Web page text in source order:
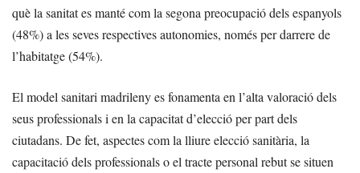
què la sanitat es manté com la segona preocupació dels espanyols
(48%) a les seves respectives autonomies, només per darrere de
l’habitatge (54%).
El model sanitari madrileny es fonamenta en l’alta valoració dels
seus professionals i en la capacitat d’elecció per part dels
ciutadans. De fet, aspectes com la lliure elecció sanitària, la
capacitació dels professionals o el tracte personal rebut se situen